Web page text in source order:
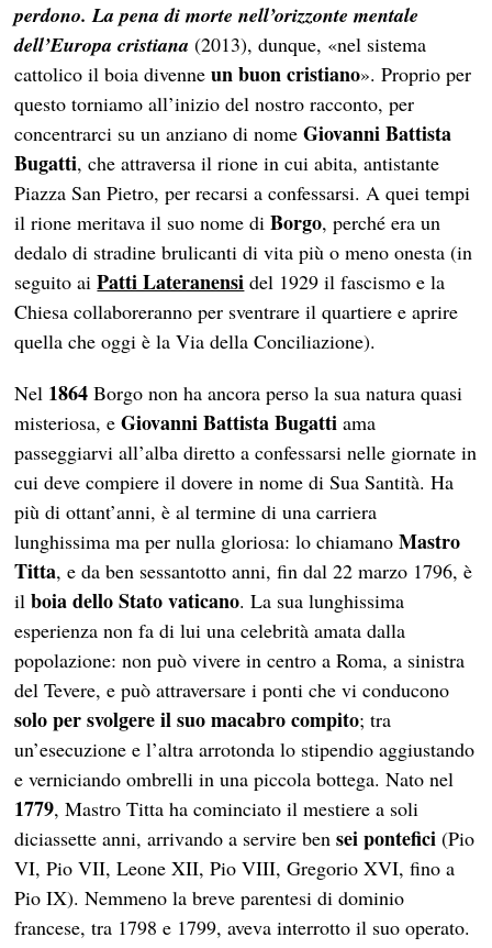
perdono. La pena di morte nell’orizzonte mentale
dell’Europa cristiana (2013), dunque, «nel sistema
cattolico il boia divenneun buon cristiano». Proprio per
questo torniamo all’inizio del nostro racconto, per
concentrarci su un anziano di nomeGiovanni Battista
Bugatti, che attraversa il rione in cui abita, antistante
Piazza San Pietro, per recarsi a confessarsi. A quei tempi
il rione meritava il suo nome diBorgo, perché era un
dedalo di stradine brulicanti di vita più o meno onesta (in
seguito aiPatti Lateranensi del 1929 il fascismo e la
Chiesa collaboreranno per sventrare il quartiere e aprire
quella che oggi è la Via della Conciliazione).
Nel 1864 Borgo non ha ancora perso la sua natura quasi
misteriosa, eGiovanni Battista Bugattiama
passeggiarvi all’alba diretto a confessarsi nelle giornate in
cui deve compiere il dovere in nome di Sua Santità. Ha
più di ottant’anni, è al termine di una carriera
lunghissima ma per nulla gloriosa: lo chiamanoMastro
Titta, e da ben sessantotto anni, fin dal 22 marzo 1796, è
ilboia dello Stato vaticano. La sua lunghissima
esperienza non fa di lui una celebrità amata dalla
popolazione: non può vivere in centro a Roma, a sinistra
del Tevere, e può attraversare i ponti che vi conducono
solo per svolgere il suo macabro compito; tra
un’esecuzione e l’altra arrotonda lo stipendio aggiustando
e verniciando ombrelli in una piccola bottega. Nato nel
1779, Mastro Titta ha cominciato il mestiere a soli
diciassette anni, arrivando a servire bensei pontefici (Pio
VI, Pio VII, Leone XII, Pio VIII, Gregorio XVI, fino a
Pio IX). Nemmeno la breve parentesi di dominio
francese, tra 1798 e 1799, aveva interrotto il suo operato.